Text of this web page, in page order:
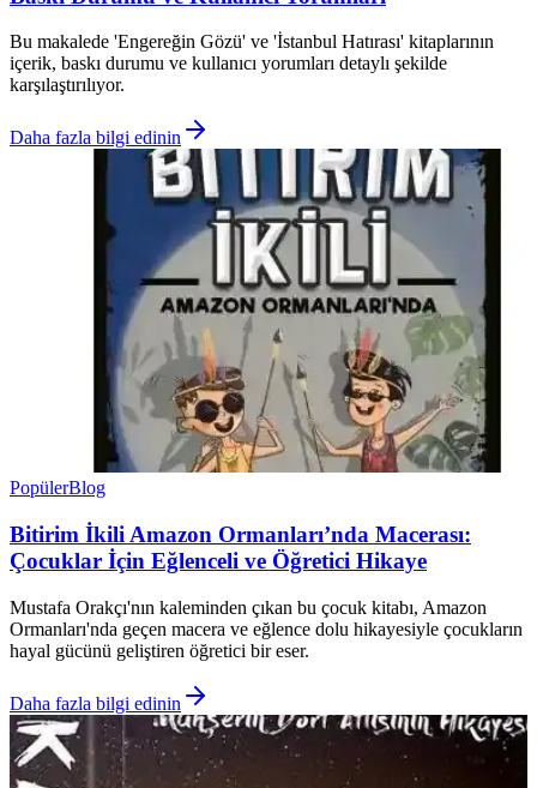
Bu makalede 'Engereğin Gözü' ve 'İstanbul Hatırası' kitaplarının
içerik, baskı durumu ve kullanıcı yorumları detaylı şekilde
karşılaştırılıyor.
Daha fazla bilgi edinin
PopülerBlog
Bitirim İkili Amazon Ormanları’nda Macerası:
Çocuklar İçin Eğlenceli ve Öğretici Hikaye
Mustafa Orakçı'nın kaleminden çıkan bu çocuk kitabı, Amazon
Ormanları'nda geçen macera ve eğlence dolu hikayesiyle çocukların
hayal gücünü geliştiren öğretici bir eser.
Daha fazla bilgi edinin